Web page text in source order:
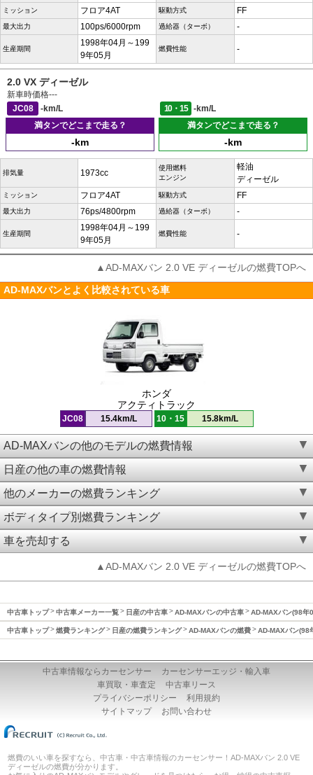
ミッション フロア4AT 駆動方式 FF
最大出力 100ps/6000rpm 過給器（ターボ） -
生産期間
1998年04月～199
9年05月
燃費性能 -
2.0 VX ディーゼル
新車時価格---
JC08
-km/L 10・15
-km/L
満タンでどこまで走る？
-km
満タンでどこまで走る？
-km
排気量 1973cc
使用燃料
エンジン
軽油
ディーゼル
ミッション フロア4AT 駆動方式 FF
最大出力 76ps/4800rpm 過給器（ターボ） -
生産期間
1998年04月～199
9年05月
燃費性能 -
▲AD-MAXバン 2.0 VE ディーゼルの燃費TOPへ
AD-MAXバンとよく比較されている車
ホンダ
アクティトラック
JC08 15.4km/L 10・15 15.8km/L
AD-MAXバンの他のモデルの燃費情報
日産の他の車の燃費情報
他のメーカーの燃費ランキング
ボディタイプ別燃費ランキング
車を売却する
▲AD-MAXバン 2.0 VE ディーゼルの燃費TOPへ
中古車トップ 中古車メーカー一覧 日産の中古車 AD-MAXバンの中古車 AD-MAXバン(98年
中古車トップ 燃費ランキング 日産の燃費ランキング AD-MAXバンの燃費 AD-MAXバン(98
中古車情報ならカーセンサー
カーセンサーエッジ・輸入車
車買取・車査定
中古車リース
プライバシーポリシー
利用規約
サイトマップ
お問い合わせ
燃費のいい車を探すなら、中古車・中古車情報のカーセンサー！AD-MAXバン 2.0 VE
ディーゼルの燃費が分かります。